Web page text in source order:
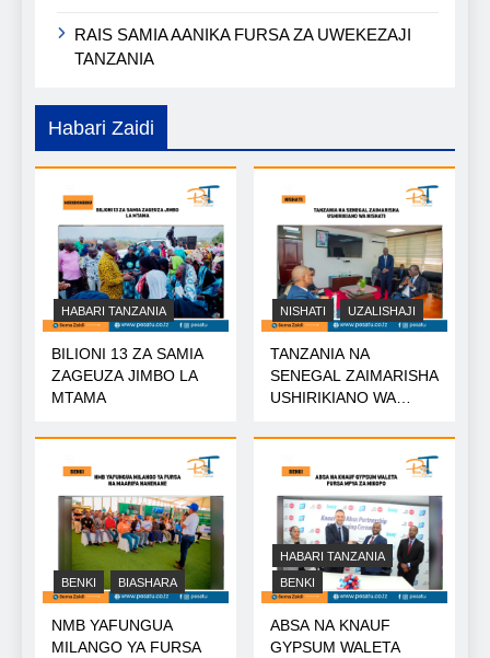
RAIS SAMIA AANIKA FURSA ZA UWEKEZAJI
TANZANIA
Habari Zaidi
HABARI TANZANIA
BILIONI 13 ZA SAMIA
ZAGEUZA JIMBO LA
MTAMA
NISHATI UZALISHAJI
TANZANIA NA
SENEGAL ZAIMARISHA
USHIRIKIANO WA
BENKI BIASHARA
NMB YAFUNGUA
MILANGO YA FURSA
HABARI TANZANIA
BENKI
ABSA NA KNAUF
GYPSUM WALETA